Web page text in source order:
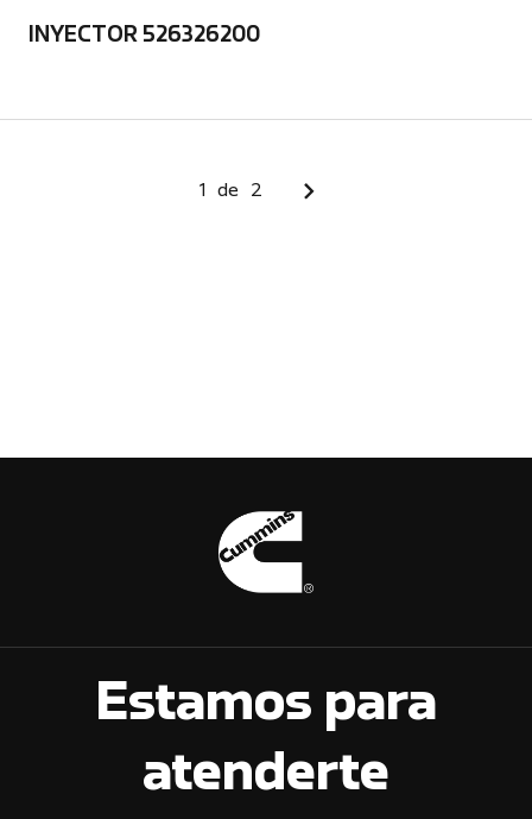
INYECTOR 526326200
1 de 2
Estamos para
atenderte